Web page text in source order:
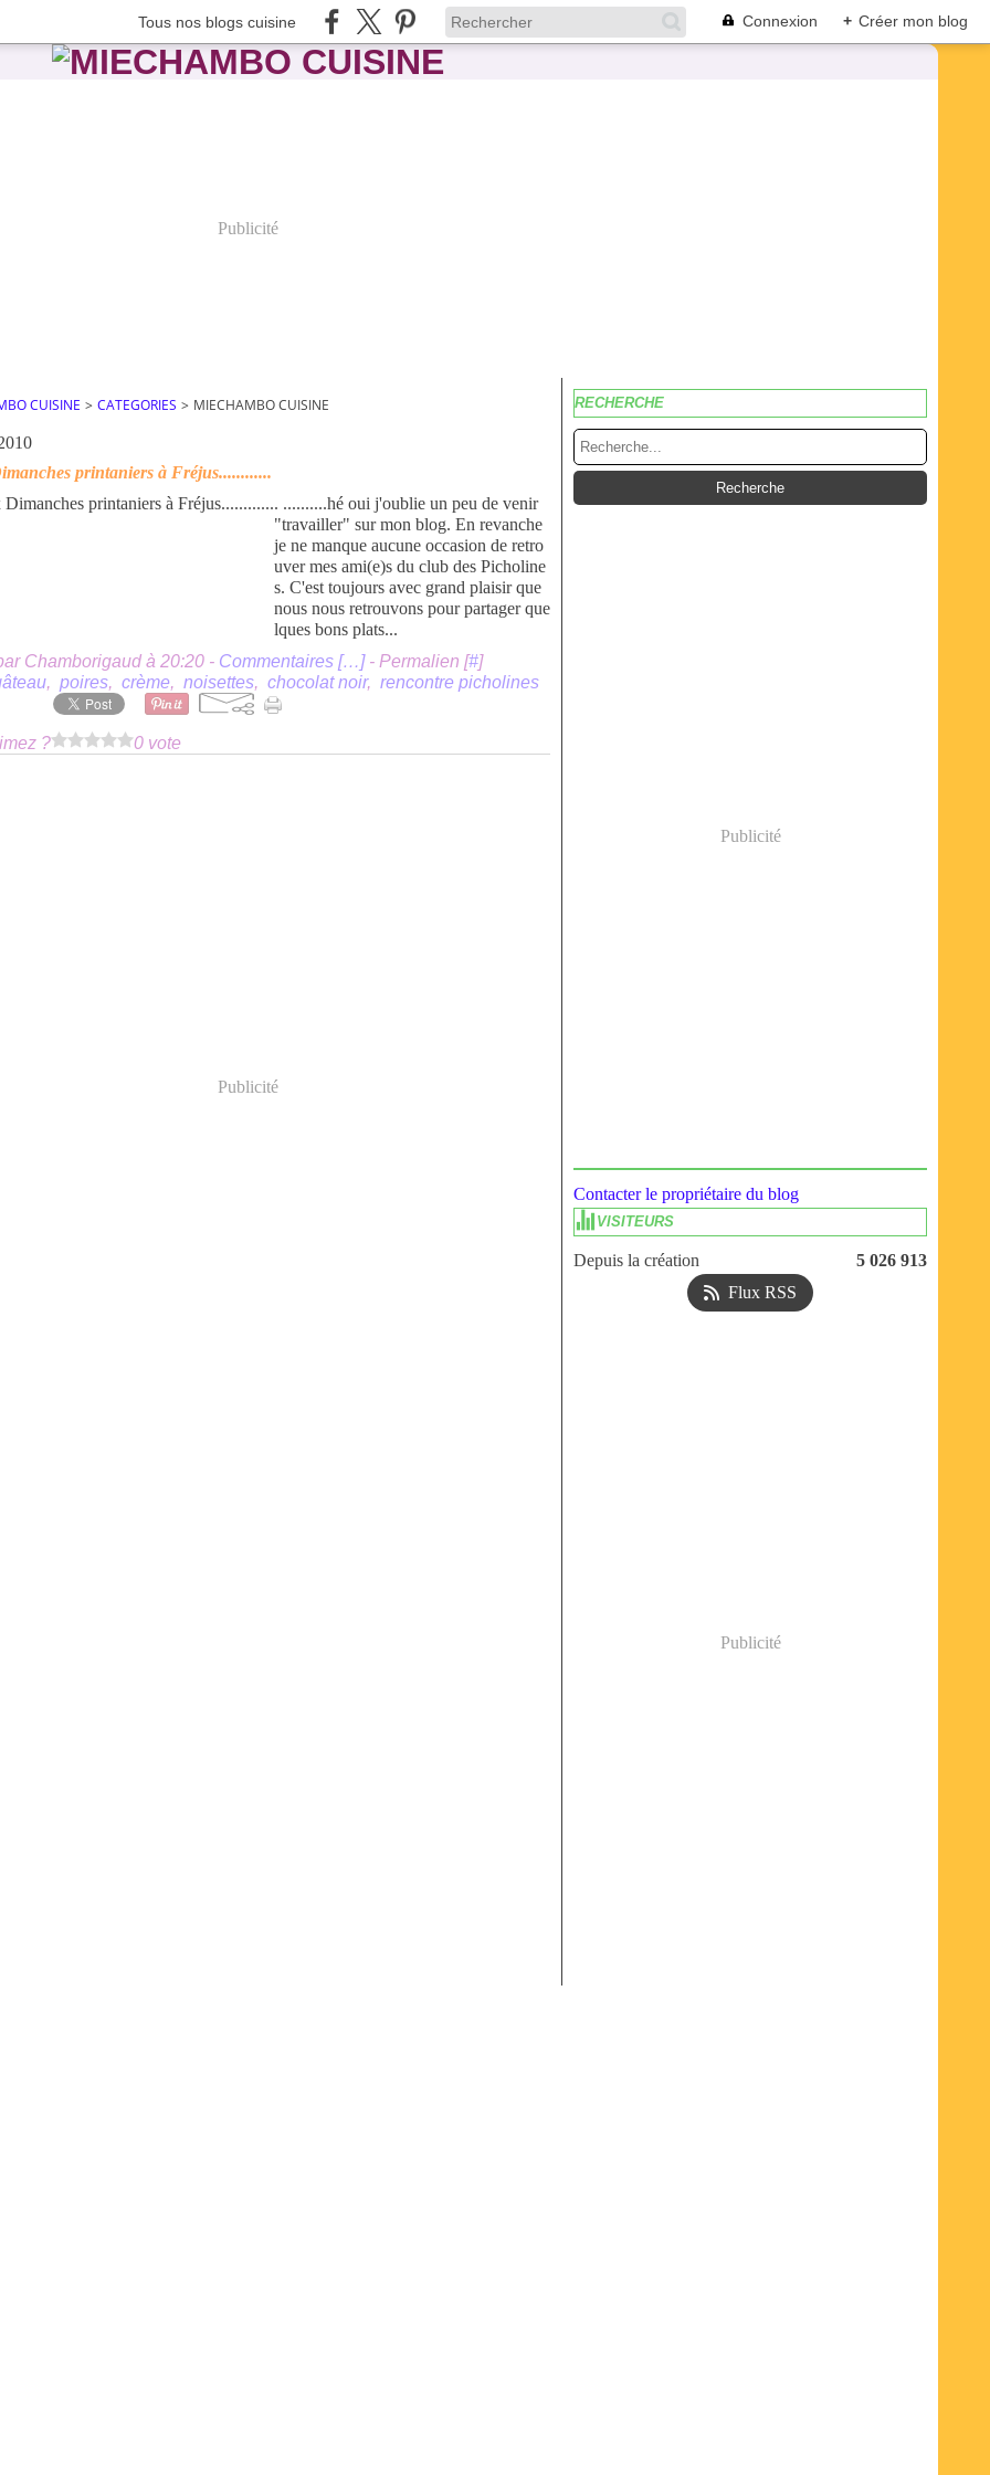
Tous nos blogs cuisine Connexion + Créer mon blog
Publicité
CUISINE > CATEGORIES > MIECHAMBO CUISINE
printaniers à Fréjus............
. ..........hé oui j'oublie un peu de venir
"travailler" sur mon blog. En revanche
je ne manque aucune occasion de retro
uver mes ami(e)s du club des Picholine
s. C'est toujours avec grand plaisir que
nous nous retrouvons pour partager que
lques bons plats...
Chamborigaud à 20:20 - Commentaires […]- Permalien [#]
, poires, crème, noisettes, chocolat noir, rencontre picholines
? 0 vote
Publicité
RECHERCHE
Publicité
Contacter le propriétaire du blog
VISITEURS
Depuis la création
5 026 913
Flux RSS
Publicité